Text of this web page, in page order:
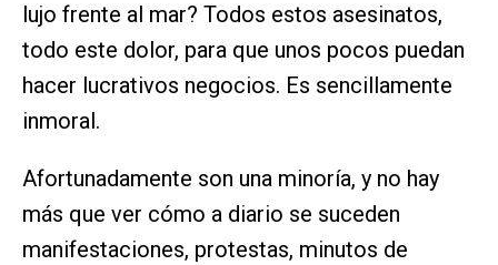
lujo frente al mar? Todos estos asesinatos,
todo este dolor, para que unos pocos puedan
hacer lucrativos negocios. Es sencillamente
inmoral.
Afortunadamente son una minoría, y no hay
más que ver cómo a diario se suceden
manifestaciones, protestas, minutos de